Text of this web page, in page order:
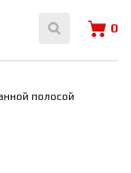
0
полосой